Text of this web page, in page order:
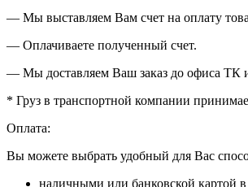
— Мы выставляем Вам счет на оплату
— Оплачиваете полученный счет.
— Мы доставляем Ваш заказ до офиса ТК
* Груз в транспортной компании
Оплата:
Вы можете выбрать удобный для Вас
наличными или банковской картой в